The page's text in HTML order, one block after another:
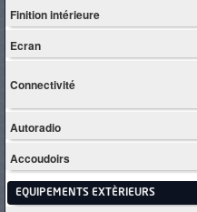
Finition intérieure
Ecran
Connectivité
Autoradio
Accoudoirs
EQUIPEMENTS EXTÈRIEURS